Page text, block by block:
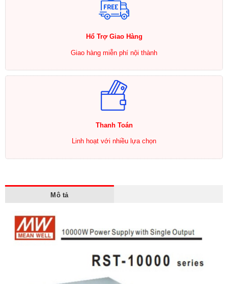
Hổ Trợ Giao Hàng
Giao hàng miễn phí nội thành
Thanh Toán
Linh hoạt với nhiều lựa chọn
Mô tả